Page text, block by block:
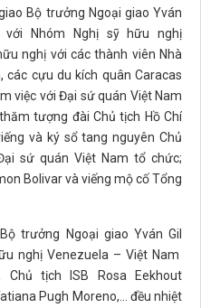
Bộ trưởng Ngoại giao Yván
Nhóm Nghị sỹ hữu nghị
nghị với các thành viên Nhà
các cựu du kích quân Caracas
việc với Đại sứ quán Việt Nam
tượng đài Chủ tịch Hồ Chí
và ký sổ tang nguyên Chủ
sứ quán Việt Nam tổ chức;
Bolivar và viếng mộ cố Tổng
trưởng Ngoại giao Yván Gil
nghị Venezuela – Việt Nam
Chủ tịch ISB Rosa Eekhout
Pugh Moreno,… đều nhiệt